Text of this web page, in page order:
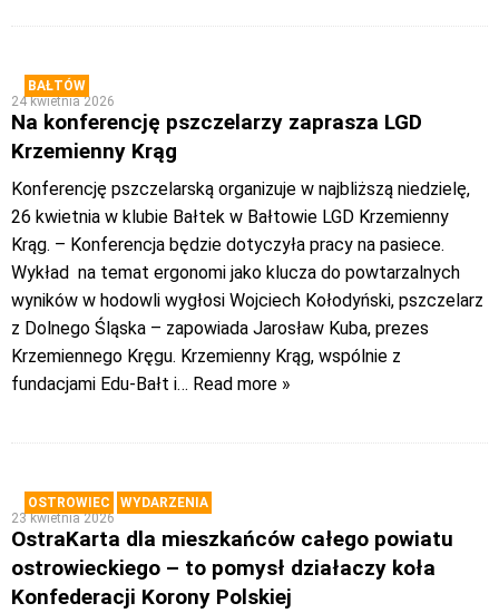
BAŁTÓW
24 kwietnia 2026
Na konferencję pszczelarzy zaprasza LGD
Krzemienny Krąg
Konferencję pszczelarską organizuje w najbliższą niedzielę,
26 kwietnia w klubie Bałtek w Bałtowie LGD Krzemienny
Krąg. – Konferencja będzie dotyczyła pracy na pasiece.
Wykład na temat ergonomi jako klucza do powtarzalnych
wyników w hodowli wygłosi Wojciech Kołodyński, pszczelarz
z Dolnego Śląska – zapowiada Jarosław Kuba, prezes
Krzemiennego Kręgu. Krzemienny Krąg, wspólnie z
fundacjami Edu-Bałt i… Read more »
OSTROWIEC
WYDARZENIA
23 kwietnia 2026
OstraKarta dla mieszkańców całego powiatu
ostrowieckiego – to pomysł działaczy koła
Konfederacji Korony Polskiej